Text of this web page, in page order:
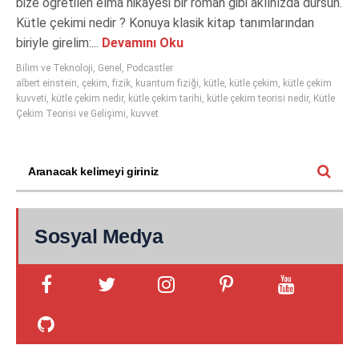
bize öğretilen elma hikayesi bir roman gibi aklınızda dursun.
Kütle çekimi nedir ? Konuya klasik kitap tanımlarından
biriyle girelim:... Devamını Oku
Bilim ve Teknoloji, Genel , Podcastler
albert einstein, çekim, fizik, kuantum fiziği, kütle, kütle çekim, kütle çekim
kuvveti, kütle çekim nedir, kütle çekim tarihi, kütle çekim teorisi nedir, Kütle
Çekim Teorisi ve Gelişimi, kuvvet
Sosyal Medya